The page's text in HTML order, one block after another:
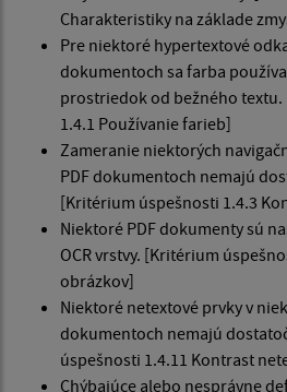
Charakteristiky na základe
Pre niektoré hypertextové
dokumentoch sa farba
prostriedok od bežného
1.4.1 Používanie farieb]
Zameranie niektorých
PDF dokumentoch nemajú
[Kritérium úspešnosti 1.4.3
Niektoré PDF dokumenty sú
OCR vrstvy. [Kritérium
obrázkov]
Niektoré netextové prvky v
dokumentoch nemajú
úspešnosti 1.4.11 Kontrast
Chýbajúce alebo nesprávne